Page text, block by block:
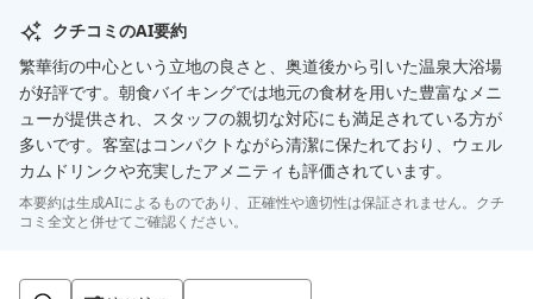
クチコミのAI要約
繁華街の中心という立地の良さと、奥道後から引いた温泉大浴場
が好評です。朝食バイキングでは地元の食材を用いた豊富なメニ
ューが提供され、スタッフの親切な対応にも満足されている方が
多いです。客室はコンパクトながら清潔に保たれており、ウェル
カムドリンクや充実したアメニティも評価されています。
本要約は生成AIによるものであり、正確性や適切性は保証されません。クチ
コミ全文と併せてご確認ください。